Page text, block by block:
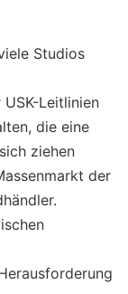
Studios
Leitlinien
die eine
ziehen
der